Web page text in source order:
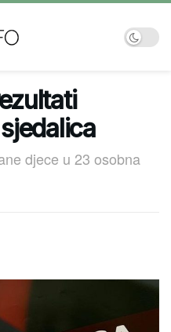
djece u 23 osobna